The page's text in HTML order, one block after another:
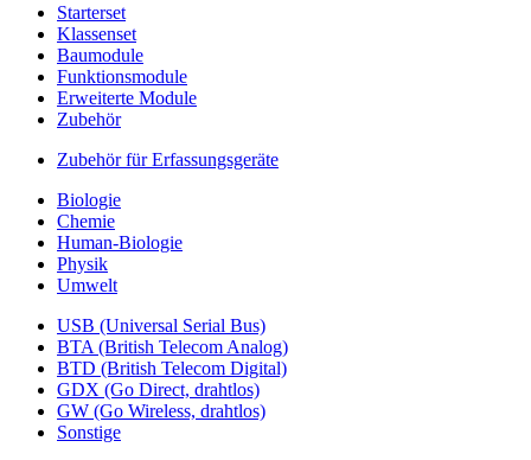
Starterset
Klassenset
Baumodule
Funktionsmodule
Erweiterte Module
Zubehör
Zubehör für Erfassungsgeräte
Biologie
Chemie
Human-Biologie
Physik
Umwelt
USB (Universal Serial Bus)
BTA (British Telecom Analog)
BTD (British Telecom Digital)
GDX (Go Direct, drahtlos)
GW (Go Wireless, drahtlos)
Sonstige